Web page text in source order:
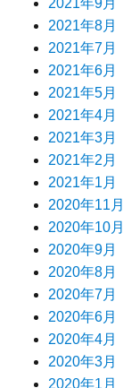
2021年9月
2021年8月
2021年7月
2021年6月
2021年5月
2021年4月
2021年3月
2021年2月
2021年1月
2020年11月
2020年10月
2020年9月
2020年8月
2020年7月
2020年6月
2020年4月
2020年3月
2020年1月